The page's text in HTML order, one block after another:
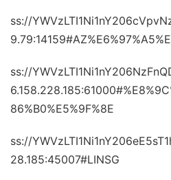
ss://
ss://
86%B0%E5%9F%8E
ss://
28.185:45007#LINSG